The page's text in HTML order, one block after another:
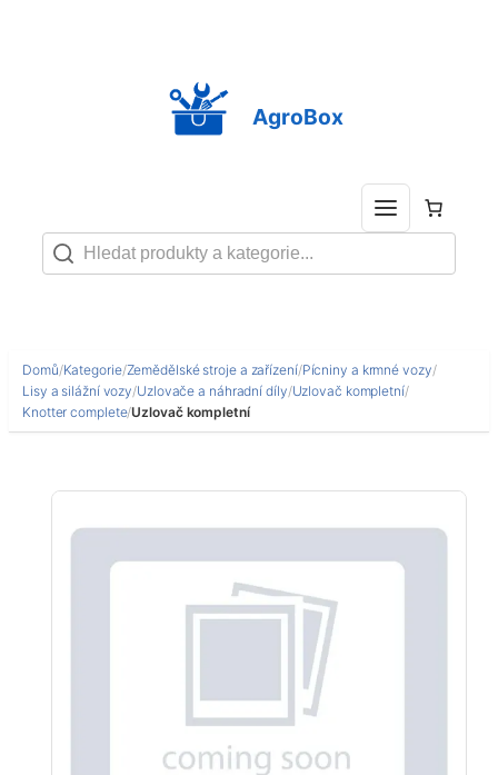
AgroBox
Domů/Kategorie/Zemědělské stroje a zařízení/Pícniny a krmné vozy/
Lisy a silážní vozy/Uzlovače a náhradní díly/Uzlovač kompletní/
Knotter complete/Uzlovač kompletní